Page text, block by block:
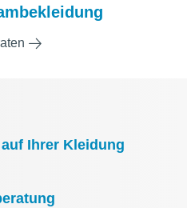
Ihrer Kleidung